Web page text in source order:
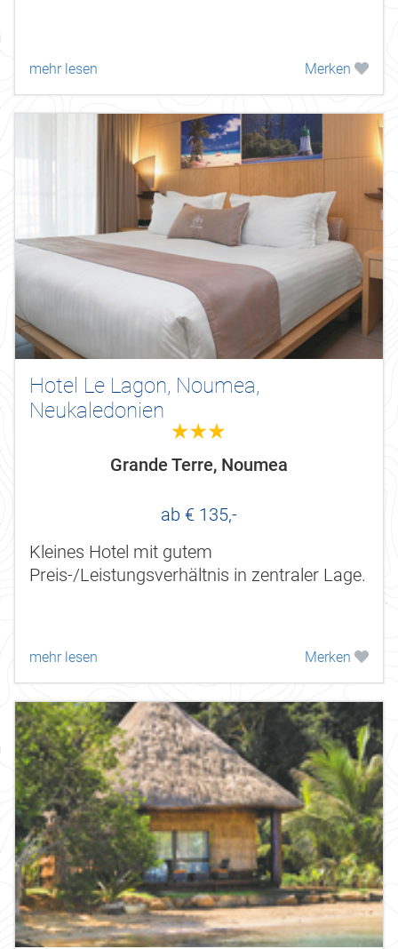
mehr lesen Merken
Hotel Le Lagon, Noumea,
Neukaledonien
3.0
Grande Terre, Noumea
ab € 135,-
Kleines Hotel mit gutem
Preis-/Leistungsverhältnis in zentraler Lage.
mehr lesen Merken